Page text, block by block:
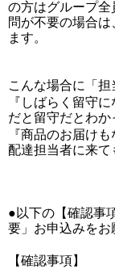
の方はグループ
問が不要の場合
ます。
こんな場合に「
『しばらく留守
だと留守だとわか
『商品のお届け
配達担当者に来て
●以下の【確認事
要」お申込みをお
【確認事項】